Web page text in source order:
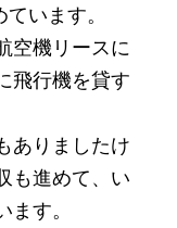
います。
空機リースに
飛行機を貸す
ありましたけ
も進めて、い
す。